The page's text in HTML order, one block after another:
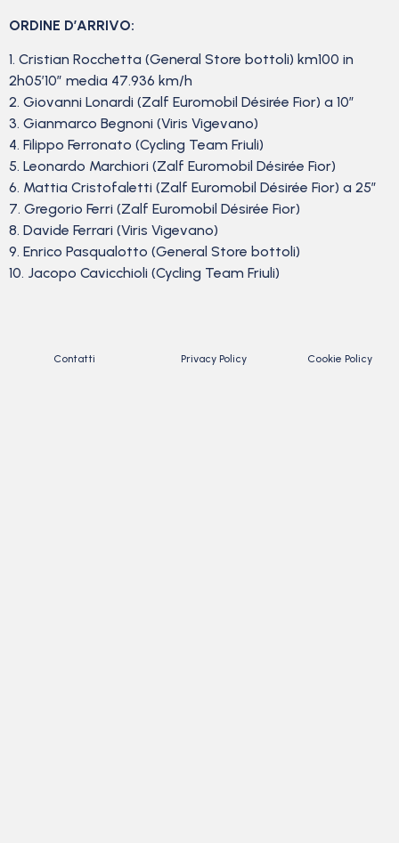
ORDINE D’ARRIVO:
1. Cristian Rocchetta (General Store bottoli) km100 in
2h05’10” media 47.936 km/h
2. Giovanni Lonardi (Zalf Euromobil Désirée Fior) a 10″
3. Gianmarco Begnoni (Viris Vigevano)
4. Filippo Ferronato (Cycling Team Friuli)
5. Leonardo Marchiori (Zalf Euromobil Désirée Fior)
6. Mattia Cristofaletti (Zalf Euromobil Désirée Fior) a 25″
7. Gregorio Ferri (Zalf Euromobil Désirée Fior)
8. Davide Ferrari (Viris Vigevano)
9. Enrico Pasqualotto (General Store bottoli)
10. Jacopo Cavicchioli (Cycling Team Friuli)
Contatti Privacy Policy Cookie Policy